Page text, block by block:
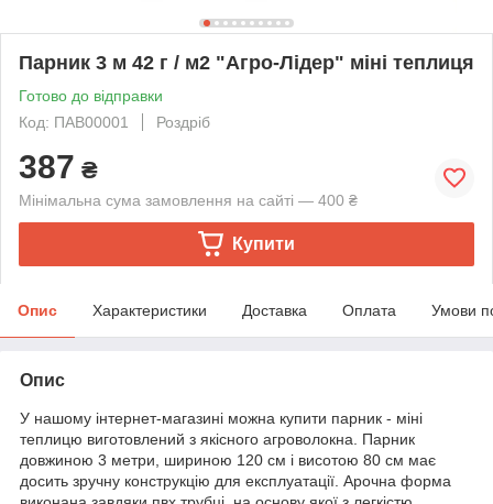
Парник 3 м 42 г / м2 "Агро-Лідер" міні теплиця
Готово до відправки
Код: ПАВ00001
Роздріб
387 ₴
Мінімальна сума замовлення на сайті — 400 ₴
Купити
Опис Характеристики Доставка Оплата Умови
Опис
У нашому інтернет-магазині можна купити парник - міні
теплицю виготовлений з якісного агроволокна. Парник
довжиною 3 метри, шириною 120 см і висотою 80 см має
досить зручну конструкцію для експлуатації. Арочна форма